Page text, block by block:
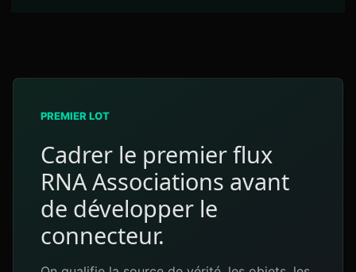
PREMIER LOT
Cadrer le premier flux
RNA Associations avant
de développer le
connecteur.